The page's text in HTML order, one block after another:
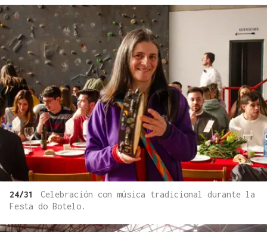
24/31
Celebración con música tradicional durante la
Festa do Botelo.